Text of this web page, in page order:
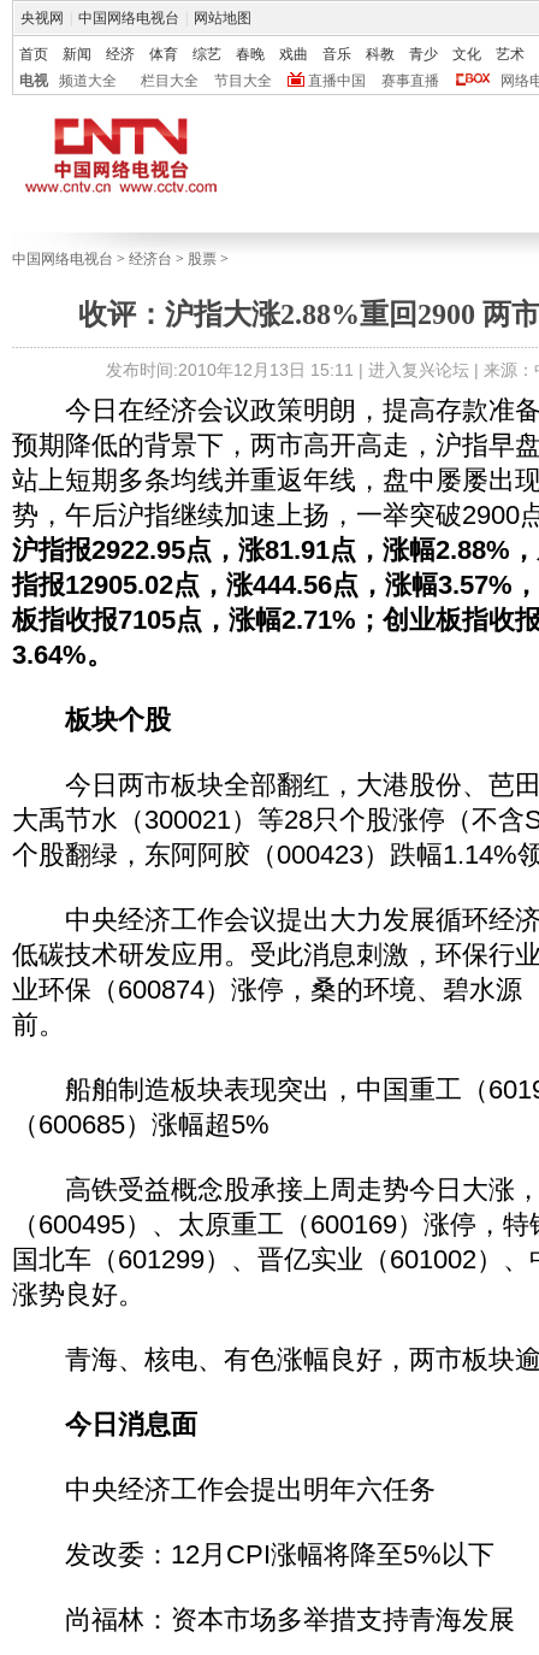
央视网 中国网络电视台 网站地图
首页 新闻 经济 体育 综艺 春晚 戏曲 音乐 科教 青少 文化
艺术
电视
频道大全 栏目大全 节目大全 直播中国 赛事直播 网络
中国网络电视台 > 经济台 > 股票 >
收评：沪指大涨2.88%重回2900 两
发布时间:2010年12月13日 15:11 | 进入复兴论坛| 来源：
今日在经济会议政策明朗，提高存款准
预期降低的背景下，两市高开高走，沪指早
站上短期多条均线并重返年线，盘中屡屡出
势，午后沪指继续加速上扬，一举突破2900
沪指报2922.95点，涨81.91点，涨幅2.88%
指报12905.02点，涨444.56点，涨幅3.57%
板指收报7105点，涨幅2.71%；创业板指收
3.64%。
板块个股
今日两市板块全部翻红，大港股份、芭田
大禹节水（300021）等28只个股涨停（不含
个股翻绿，东阿阿胶（000423）跌幅1.14%
中央经济工作会议提出大力发展循环经
低碳技术研发应用。受此消息刺激，环保行
业环保（600874）涨停，桑的环境、碧水源
前。
船舶制造板块表现突出，中国重工（
（600685）涨幅超5%
高铁受益概念股承接上周走势今日大涨
（600495）、太原重工（600169）涨停，
国北车（601299）、晋亿实业（601002）
涨势良好。
青海、核电、有色涨幅良好，两市板块
今日消息面
中央经济工作会提出明年六任务
发改委：12月CPI涨幅将降至5%以下
尚福林：资本市场多举措支持青海发展